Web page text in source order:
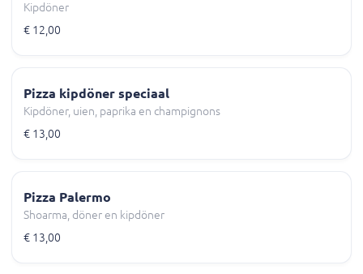
Kipdöner
€ 12,00
Pizza kipdöner speciaal
Kipdöner, uien, paprika en champignons
€ 13,00
Pizza Palermo
Shoarma, döner en kipdöner
€ 13,00